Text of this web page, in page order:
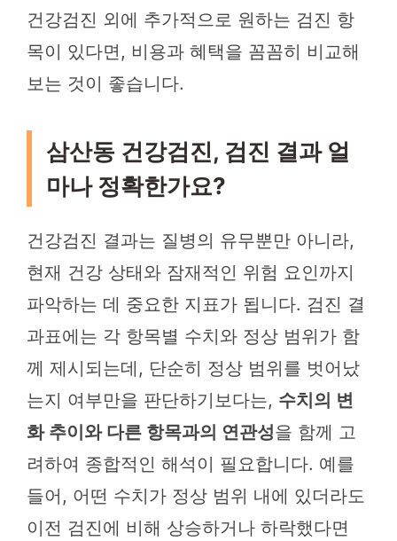
건강검진 외에 추가적으로 원하는 검진 항
목이 있다면, 비용과 혜택을 꼼꼼히 비교해
보는 것이 좋습니다.
삼산동 건강검진, 검진 결과 얼
마나 정확한가요?
건강검진 결과는 질병의 유무뿐만 아니라,
현재 건강 상태와 잠재적인 위험 요인까지
파악하는 데 중요한 지표가 됩니다. 검진 결
과표에는 각 항목별 수치와 정상 범위가 함
께 제시되는데, 단순히 정상 범위를 벗어났
는지 여부만을 판단하기보다는, 수치의 변
화 추이와 다른 항목과의 연관성을 함께 고
려하여 종합적인 해석이 필요합니다. 예를
들어, 어떤 수치가 정상 범위 내에 있더라도
이전 검진에 비해 상승하거나 하락했다면